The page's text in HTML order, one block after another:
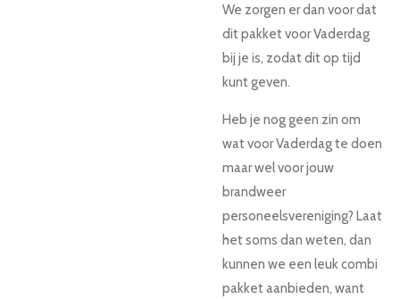
We zorgen er dan voor dat
dit pakket voor Vaderdag
bij je is, zodat dit op tijd
kunt geven.
Heb je nog geen zin om
wat voor Vaderdag te doen
maar wel voor jouw
brandweer
personeelsvereniging? Laat
het soms dan weten, dan
kunnen we een leuk combi
pakket aanbieden, want